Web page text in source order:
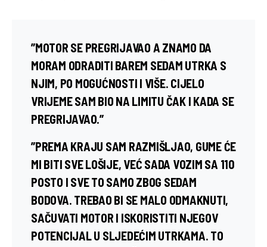
”MOTOR SE PREGRIJAVAO A ZNAMO DA
MORAM ODRADITI BAREM SEDAM UTRKA S
NJIM, PO MOGUĆNOSTI I VIŠE. CIJELO
VRIJEME SAM BIO NA LIMITU ČAK I KADA SE
PREGRIJAVAO.”
”PREMA KRAJU SAM RAZMIŠLJAO, GUME ĆE
MI BITI SVE LOŠIJE, VEĆ SADA VOZIM SA 110
POSTO I SVE TO SAMO ZBOG SEDAM
BODOVA. TREBAO BI SE MALO ODMAKNUTI,
SAČUVATI MOTOR I ISKORISTITI NJEGOV
POTENCIJAL U SLJEDEĆIM UTRKAMA. TO